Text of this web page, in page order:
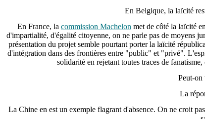
En Belgique, la laïcité
En France, la commission Machelon met de côté la laïcité
d'impartialité, d'égalité citoyenne, on ne parle pas de moyens
présentation du projet semble pourtant porter la laïcité
d'intégration dans des frontières entre "public" et "privé".
solidarité en rejetant toutes traces de
Peut-on
La
La Chine en est un exemple flagrant d'absence. On ne croit